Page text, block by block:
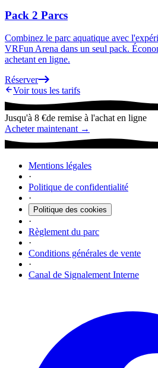
Pack 2 Parcs
Combinez le parc aquatique avec
VRFun Arena dans un seul pack.
achetant en ligne.
Réserver
Voir tous les tarifs
Jusqu'à 8 €de remise à l'achat en ligne
Acheter maintenant →
Mentions légales
·
Politique de confidentialité
·
Politique des cookies
·
Règlement du parc
·
Conditions générales de vente
·
Canal de Signalement Interne